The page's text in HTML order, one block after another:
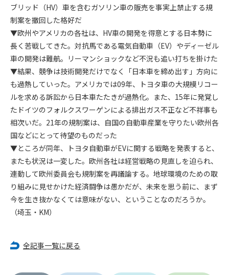
ブリッド（HV）車を含むガソリン車の販売を事実上禁止する規
制案を撤回した格好だ
▼欧州やアメリカの各社は、HV車の開発を得意とする日本勢に
長く苦戦してきた。対抗馬である電気自動車（EV）やディーゼル
車の開発は難航。リーマンショックなど不況も追い打ちを掛けた
▼結果、競争は技術開発だけでなく「日本車を締め出す」方向に
も過熱していった。アメリカでは09年、トヨタ車の大規模リコー
ルを求める訴訟から日本車たたきが過熱化。また、15年に発覚し
たドイツのフォルクスワーゲンによる排出ガス不正など不祥事も
相次いだ。21年の規制案は、自国の自動車産業を守りたい欧州各
国などにとって待望のものだった
▼ところが同年、トヨタ自動車がEVに関する戦略を発表すると、
またも状況は一変した。欧州各社は経営戦略の見直しを迫られ、
連動して欧州委員会も規制案を再議論する。地球環境のための取
り組みに見せかけた経済闘争は愚かだが、未来を思う前に、まず
今を生き抜かなくては意味がない、ということなのだろうか。
（埼玉・KM）
全記事一覧に戻る
第4条（会員審査および資格の取り消し）
会員とは、本規約を承諾の上、所定の会員申込手続きを完了
後、管理者がこれを承認した者をいいます。
第4条（会員の定義と登録）
1. 管理者は前条により審査の結果、会員申込みをした者が以下
の何れかの項目に該当することがわかった場合、その者の会
員としての権限を承認しないことがあります。
(1) 会員申し込みをした者が実在しなかった場合
(2) 本規約に違反した場合/li>
(3) 会員申し込みの際、申告事項に虚偽があった場合
(4) 会員申込者が管理者所定の手続き通りに会員申込手続き処
理を行わなかった場合
(5) その他管理者が会員とすることを不適当と判断した場合
2. 管理者は承認後であっても承認した会員が前項の何れかに該
当することが判明した場合、会員資格を取り消すことがあり
ます。
用および管理について責任を負うものとします。